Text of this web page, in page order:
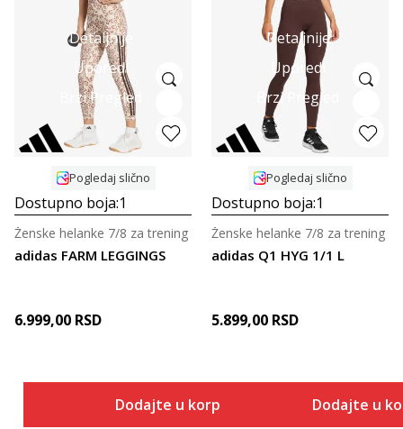
Detaljnije
Uporedi
Brzi Pregled
Pogledaj slično
Dostupno boja:1
adidas FARM LEGGINGS
Ženske helanke 7/8 za trening
6.999,00 RSD
Dodajte u korpu
Detaljnije
Uporedi
Brzi Pregled
Pogledaj slično
Dostupno boja:1
adidas Q1 HYG 1/1 L
Ženske helanke 7/8 za trening
5.899,00 RSD
Dodajte u